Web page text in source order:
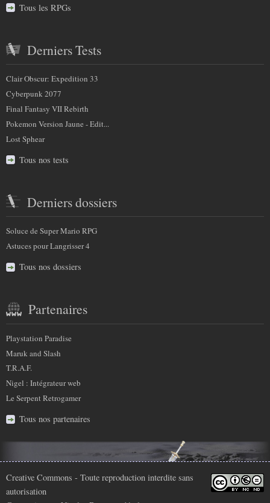
Tous les RPGs
Derniers Tests
Clair Obscur: Expedition 33
Cyberpunk 2077
Final Fantasy VII Rebirth
Pokemon Version Jaune - Edit...
Lost Sphear
Tous nos tests
Derniers dossiers
Soluce de Super Mario RPG
Astuces pour Langrisser 4
Tous nos dossiers
Partenaires
Playstation Paradise
Maruk and Slash
T.R.A.F.
Nigel : Intégrateur web
Le Serpent Retrogamer
Tous nos partenaires
Infos
légales
Creative Commons - Toute reproduction interdite sans
autorisation